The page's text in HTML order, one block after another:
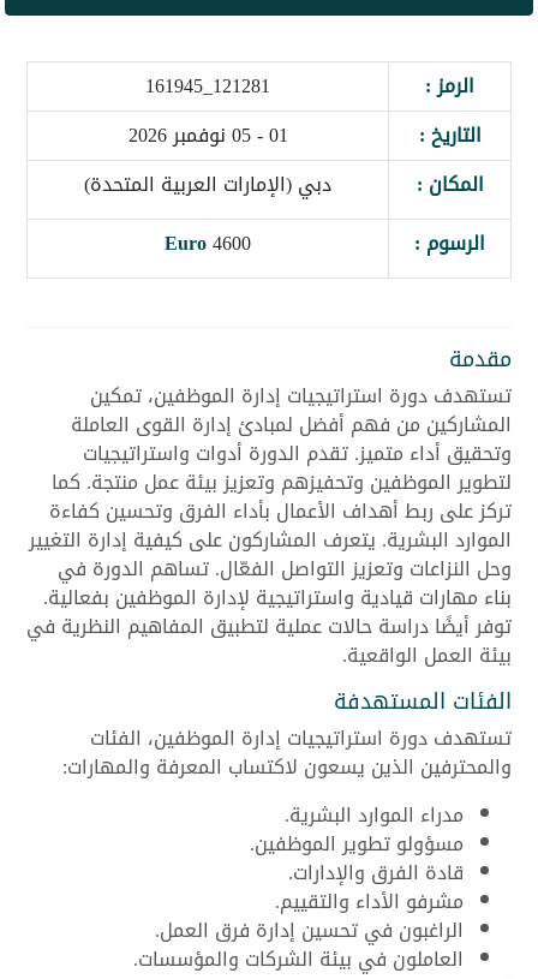
الرمز :
121281_161945
التاريخ :
01 - 05 نوفمبر 2026
المكان :
دبي (الإمارات العربية المتحدة)
الرسوم :
4600
Euro
مقدمة
تستهدف دورة استراتيجيات إدارة الموظفين، تمكين
المشاركين من فهم أفضل لمبادئ إدارة القوى العاملة
وتحقيق أداء متميز. تقدم الدورة أدوات واستراتيجيات
لتطوير الموظفين وتحفيزهم وتعزيز بيئة عمل منتجة. كما
تركز على ربط أهداف الأعمال بأداء الفرق وتحسين كفاءة
الموارد البشرية. يتعرف المشاركون على كيفية إدارة التغيير
وحل النزاعات وتعزيز التواصل الفعّال. تساهم الدورة في
بناء مهارات قيادية واستراتيجية لإدارة الموظفين بفعالية.
توفر أيضًا دراسة حالات عملية لتطبيق المفاهيم النظرية في
بيئة العمل الواقعية.
الفئات المستهدفة
تستهدف دورة استراتيجيات إدارة الموظفين، الفئات
والمحترفين الذين يسعون لاكتساب المعرفة والمهارات:
مدراء الموارد البشرية.
مسؤولو تطوير الموظفين.
قادة الفرق والإدارات.
مشرفو الأداء والتقييم.
الراغبون في تحسين إدارة فرق العمل.
العاملون في بيئة الشركات والمؤسسات.